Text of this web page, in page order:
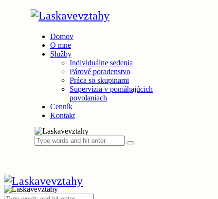
Domov
O mne
Služby
Individuálne sedenia
Párové poradenstvo
Práca so skupinami
Supervízia v pomáhajúcich
povolaniach
Cenník
Kontakt